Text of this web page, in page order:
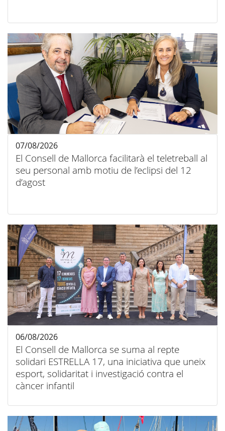
El Consell de Mallorca facilitarà el teletreball al
seu personal amb motiu de l’eclipsi del 12
d’agost
07/08/2026
El Consell de Mallorca se suma al repte
solidari ESTRELLA 17, una iniciativa que uneix
esport, solidaritat i investigació contra el
càncer infantil
06/08/2026